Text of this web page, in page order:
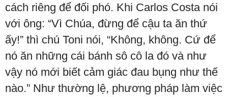
cách riêng để đối phó. Khi Carlos Costa nói
với ông: “Vì Chúa, đừng để cậu ta ăn thứ
ấy!” thì chú Toni nói, “Không, không. Cứ để
nó ăn những cái bánh sô cô la đó và như
vậy nó mới biết cảm giác đau bụng như thế
nào.” Như thường lệ, phương pháp làm việc